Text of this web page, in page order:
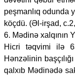
peşmanlıq odunda
köçdü. (Əl-irşad,
6. Mədinə xalqının
Hicri təqvimi ilə
Hənzəlinin
qalxıb Mədinədə